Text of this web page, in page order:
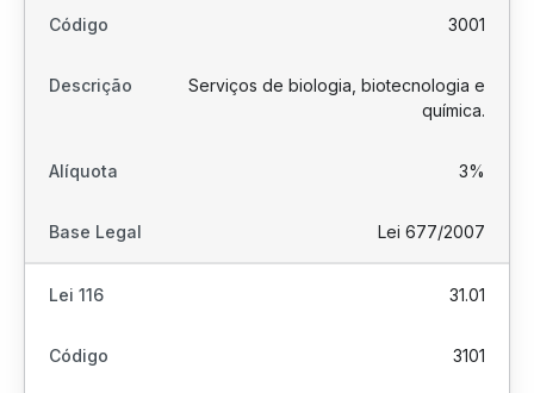
3001
Serviços de biologia, biotecnologia e
química.
3%
Lei 677/2007
31.01
3101